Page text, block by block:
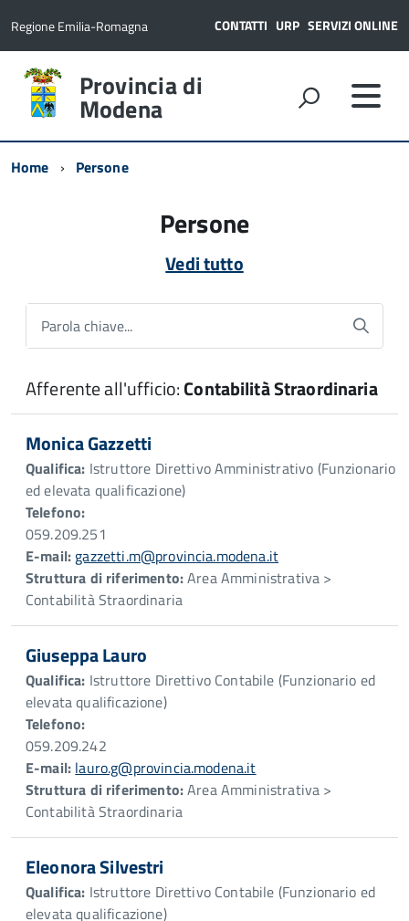
Regione Emilia-Romagna CONTATTI URP SERVIZI ONLINE
Provincia di
Modena
Home Persone
Persone
Vedi tutto
Parola chiave...
Afferente all'ufficio:Contabilità Straordinaria
Monica Gazzetti
Qualifica: Istruttore Direttivo Amministrativo (Funzionario
ed elevata qualificazione)
Telefono:
059.209.251
E-mail: gazzetti.m@provincia.modena.it
Struttura di riferimento:Area Amministrativa >
Contabilità Straordinaria
Giuseppa Lauro
Qualifica: Istruttore Direttivo Contabile (Funzionario ed
elevata qualificazione)
Telefono:
059.209.242
E-mail: lauro.g@provincia.modena.it
Struttura di riferimento:Area Amministrativa >
Contabilità Straordinaria
Eleonora Silvestri
Qualifica: Istruttore Direttivo Contabile (Funzionario ed
elevata qualificazione)